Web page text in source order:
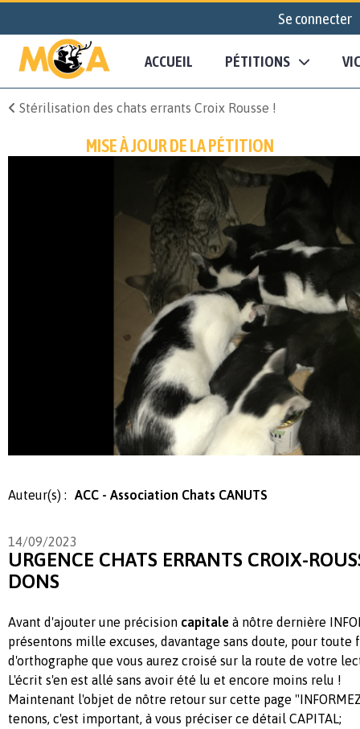
Se connecter
ACCUEIL PÉTITIONS
Stérilisation des chats errants Croix Rousse !
MISE À JOUR DE LA PÉTITION
Auteur(s) : ACC - Association Chats CANUTS
14/09/2023
URGENCE CHATS ERRANTS CROIX-
DONS
Avant d'ajouter une précision capitale à nôtre dernière
présentons mille excuses, davantage sans doute, pour
d'orthographe que vous aurez croisé sur la route de votre
L'écrit s'en est allé sans avoir été lu et encore moins relu !
Maintenant l'objet de nôtre retour sur cette page "INFORMEZ
tenons, c'est important, à vous préciser ce détail CAPITAL;